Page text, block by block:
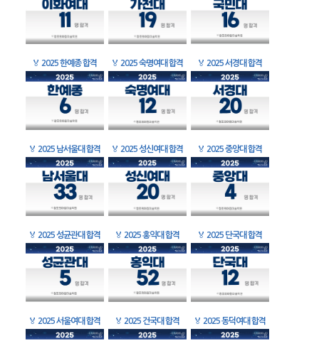
🏅 2025 한예종 합격 🏅 2025 숙명여대 합격 🏅 2025 서경대 합격
🏅 2025 남서울대 합격 🏅 2025 성신여대 합격 🏅 2025 중앙대 합격
🏅 2025 성균관대 합격 🏅 2025 홍익대 합격 🏅 2025 단국대 합격
🏅 2025 서울여대 합격 🏅 2025 건국대 합격 🏅 2025 동덕여대 합격